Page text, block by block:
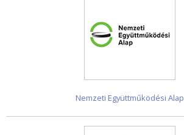
Nemzeti Együttműködési Alap